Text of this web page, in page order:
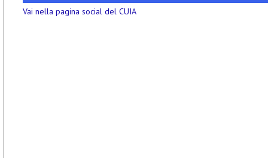
Vai nella pagina social del CUIA